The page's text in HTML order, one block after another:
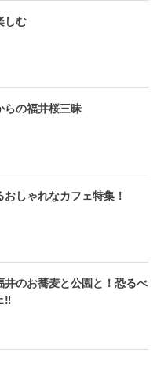
しむ
らの福井桜三昧
しゃれなカフェ特集！
のお蕎麦と公園と！恐るべ
‼︎